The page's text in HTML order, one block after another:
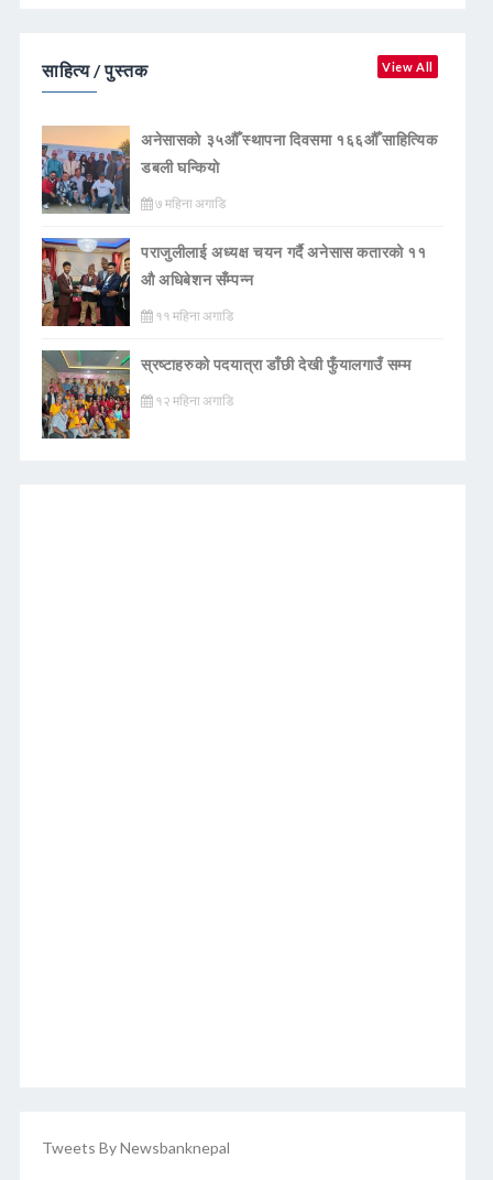
साहित्य / पुस्तक View All
अनेसासको ३५औँ स्थापना दिवसमा १६६औँ साहित्यिक
डबली घन्कियाे
७ महिना अगाडि
पराजुलीलाई अध्यक्ष चयन गर्दै अनेसास कतारको ११
औ अधिबेशन सँम्पन्न
११ महिना अगाडि
स्रष्टाहरुको पदयात्रा डाँछी देखी फुँयालगाउँ सम्म
१२ महिना अगाडि
Tweets By Newsbanknepal